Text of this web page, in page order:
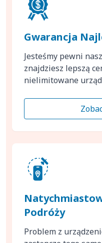
Gwarancja
Jesteśmy pewni
znajdziesz lepszą
nielimitowane
Podróży
Problem z